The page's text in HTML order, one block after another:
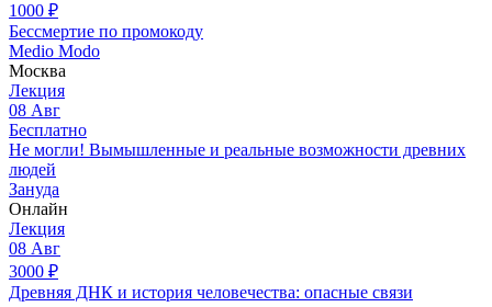
1000 ₽
Бессмертие по промокоду
Medio Modo
Москва
Лекция
08 Авг
Бесплатно
Не могли! Вымышленные и реальные возможности древних
людей
Зануда
Онлайн
Лекция
08 Авг
3000 ₽
Древняя ДНК и история человечества: опасные связи